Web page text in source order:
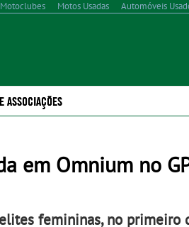
Motoclubes Motos Usadas Automóveis
ASSOCIAÇÕES
em Omnium no
femininas, no primeiro